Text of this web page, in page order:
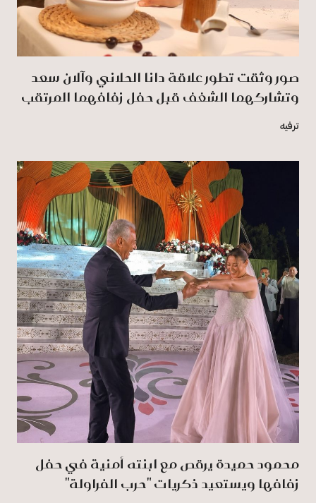
صور وثقت تطور علاقة دانا الحلاني وآلان سعد
وتشاركهما الشغف قبل حفل زفافهما المرتقب
ترفيه
محمود حميدة يرقص مع ابنته أمنية في حفل
زفافها ويستعيد ذكريات "حرب الفراولة"